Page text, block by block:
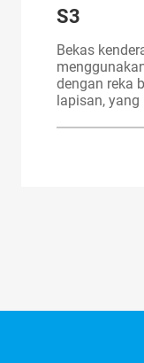
S3
Bekas
dengan reka
lapisan,